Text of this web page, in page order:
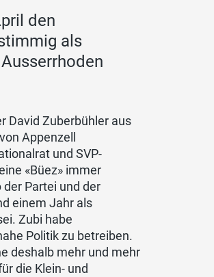
den
als
David Zuberbühler aus
Appenzell
und SVP-
«Büez» immer
Partei und der
einem Jahr als
Zubi habe
Politik zu betreiben.
deshalb mehr und mehr
die Klein- und